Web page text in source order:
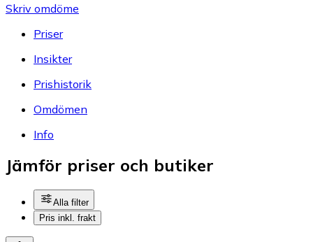
Skriv omdöme
Priser
Insikter
Prishistorik
Omdömen
Info
Jämför priser och butiker
Alla filter
Pris inkl. frakt